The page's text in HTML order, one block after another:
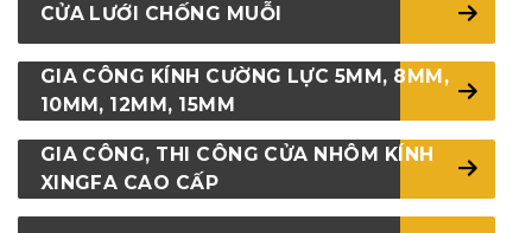
CỬA LƯỚI CHỐNG MUỖI
GIA CÔNG KÍNH CƯỜNG LỰC 5MM, 8MM,
10MM, 12MM, 15MM
GIA CÔNG, THI CÔNG CỬA NHÔM KÍNH
XINGFA CAO CẤP